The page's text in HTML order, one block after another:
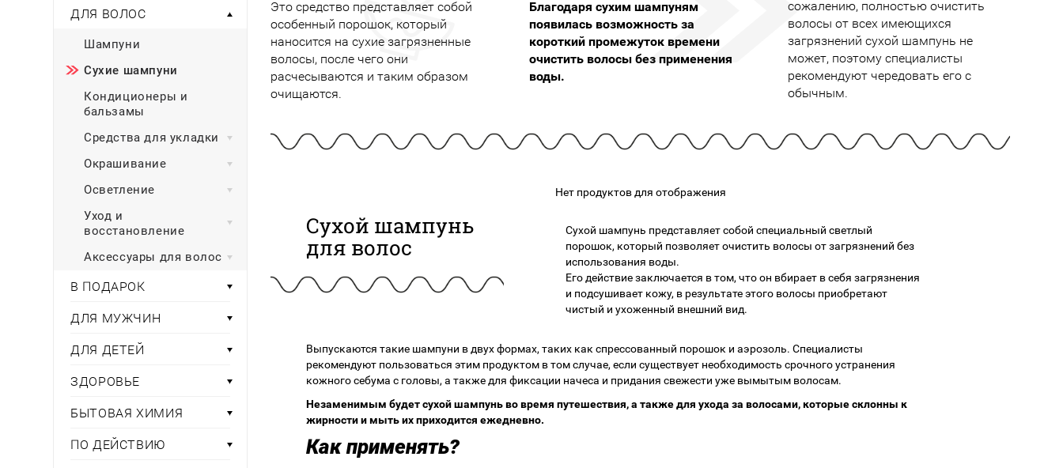
Для мужчин
Для детей
Здоровье
Подборки
Румяна
Для фиксации макияжа
Тональные основы
Хайлайтер / Бронзатор
ДЛЯ ГЛАЗ
Карандаши для глаз
ДЛЯ ГУБ
Карандаши для губ
Универсальные кисти
Щеточки
Трафареты
Прочие аксессуары
Самыйширокий ассортимент косметики всегда в наличии!
подарочные наборы
Туши для ресниц
ДЛЯ ВОЛОС
Шампуни
Сухие шампуни
Кондиционеры и
бальзамы
Средства для укладки
Окрашивание
Осветление
Уход и
восстановление
Аксессуары для волос
В ПОДАРОК
ДЛЯ МУЖЧИН
ДЛЯ ДЕТЕЙ
ЗДОРОВЬЕ
БЫТОВАЯ ХИМИЯ
ПО ДЕЙСТВИЮ
Это средство представляет собой
особенный порошок, который
наносится на сухие загрязненные
волосы, после чего они
расчесываются и таким образом
очищаются.
Благодаря сухим шампуням
появилась возможность за
короткий промежуток времени
очистить волосы без применения
воды.
сожалению, полностью очистить
волосы от всех имеющихся
загрязнений сухой шампунь не
может, поэтому специалисты
рекомендуют чередовать его с
обычным.
Нет продуктов для отображения
Сухой шампунь
для волос
Сухой шампунь представляет собой специальный светлый
порошок, который позволяет очистить волосы от загрязнений без
использования воды.
Его действие заключается в том, что он вбирает в себя загрязнения
и подсушивает кожу, в результате этого волосы приобретают
чистый и ухоженный внешний вид.
Выпускаются такие шампуни в двух формах, таких как спрессованный порошок и аэрозоль. Специалисты
рекомендуют пользоваться этим продуктом в том случае, если существует необходимость срочного устранения
кожного себума с головы, а также для фиксации начеса и придания свежести уже вымытым волосам.
Незаменимым будет сухой шампунь во время путешествия, а также для ухода за волосами, которые склонны к
жирности и мыть их приходится ежедневно.
Как применять?